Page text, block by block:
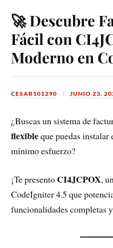
🚀 Descubre
Fácil con
Moderno en
CESAR101290 JUNIO 23,
¿Buscas un sistema de
flexibleque puedas
mínimo esfuerzo?
¡Te presento CI4JCPOX,
CodeIgniter 4.5 que
funcionalidades completas